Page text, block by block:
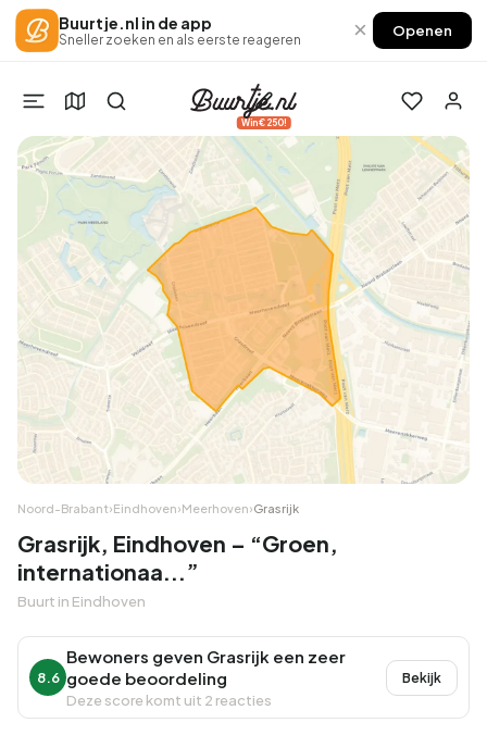
Buurtje.nl in de app
Sneller zoeken en als eerste reageren × Openen
Win €250!
Noord-Brabant›Eindhoven›Meerhoven›Grasrijk
Grasrijk, Eindhoven – “Groen,
internationaa...”
Buurt in Eindhoven
8.6
Bewoners geven Grasrijk een zeer
goede beoordeling
Deze score komt uit 2 reacties
Bekijk